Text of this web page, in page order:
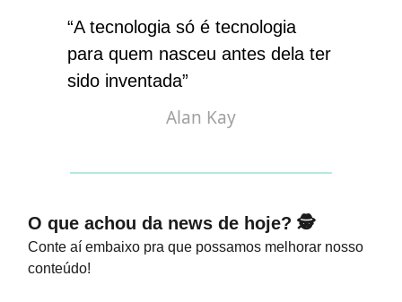
“A tecnologia só é tecnologia
para quem nasceu antes dela ter
sido inventada”
Alan Kay
O que achou da news de hoje? 🕵️
Conte aí embaixo pra que possamos melhorar nosso
conteúdo!